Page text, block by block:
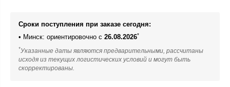
Сроки поступления при заказе сегодня:
• Минск: ориентировочно с 26.08.2026*
*Указанные даты являются предварительными, рассчитаны
исходя из текущих логистических условий и могут быть
скорректированы.